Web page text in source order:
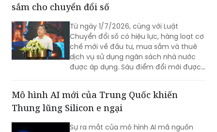
sắm cho chuyển đổi số
Từ ngày 1/7/2026, cùng với Luật
Chuyển đổi số có hiệu lực, hàng loạt cơ
chế mới về đầu tư, mua sắm và thuê
dịch vụ sử dụng ngân sách nhà nước
được áp dụng. Sáu điểm đổi mới được
số và cơ sở dữ liệu quốc gia.
Mô hình AI mới của Trung Quốc khiến
Thung lũng Silicon e ngại
Sự ra mắt của mô hình AI mã nguồn